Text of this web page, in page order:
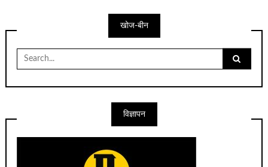
खोज-बीन
for:
विज्ञापन